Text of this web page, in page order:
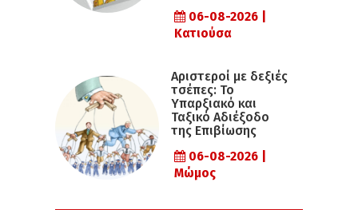
06-08-2026 |
Κατιούσα
Αριστεροί με δεξιές
τσέπες: Το
Υπαρξιακό και
Ταξικό Αδιέξοδο
της Επιβίωσης
06-08-2026 |
Μώμος